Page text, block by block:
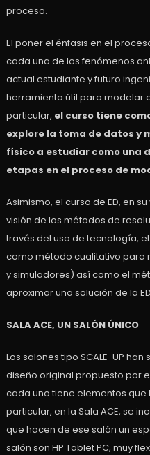
proceso.
El poner el énfasis en el
cada una de los fenómenos
actual estudiante y futuro
herramienta útil para modelar
particular, el curso tiene
explore la toma de datos y
físico a estudiar como una
etapas en el proceso de
Asimismo, el curso de ED, en
visión de los métodos de
través del uso de tecnología,
como método cualitativo para
y simuladores) así como el
aproximar una solución de la
SALA ACE, UN SALÓN ÚNICO
Los salones tipo SCALE-UP
diseño original propuesto por
cada uno tiene elementos que
particular, en la Sala ACE, se
que hacen de ese salón un
salón son HP Tablet PC, muy